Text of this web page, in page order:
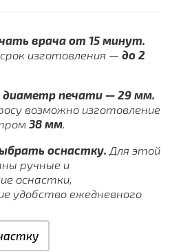
врача от 15 минут.
изготовления — до 2
печати — 29 мм.
возможно изготовление
38 мм.
оснастку. Для этой
ручные и
оснастки,
удобство ежедневного